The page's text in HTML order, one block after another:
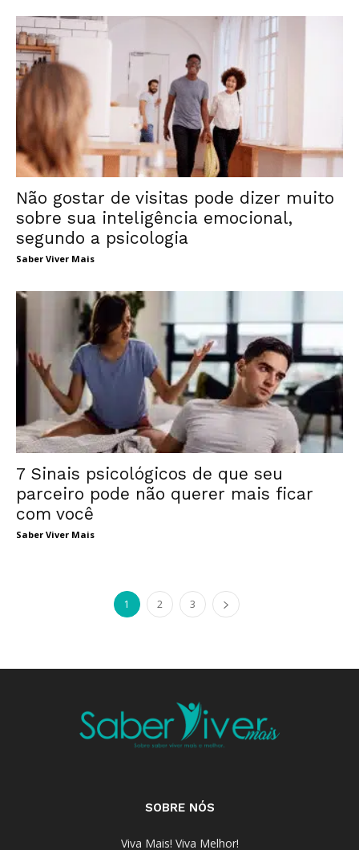
Não gostar de visitas pode dizer muito
sobre sua inteligência emocional,
segundo a psicologia
Saber Viver Mais
7 Sinais psicológicos de que seu
parceiro pode não querer mais ficar
com você
Saber Viver Mais
1 2 3
SOBRE NÓS
Viva Mais! Viva Melhor!